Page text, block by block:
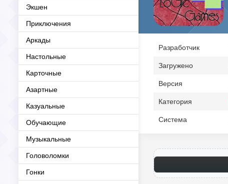
Экшен
Приключения
Аркады
Настольные
Карточные
Азартные
Казуальные
Обучающие
Музыкальные
Головоломки
Гонки
Разработчик
Загружено
Версия
Категория
Система